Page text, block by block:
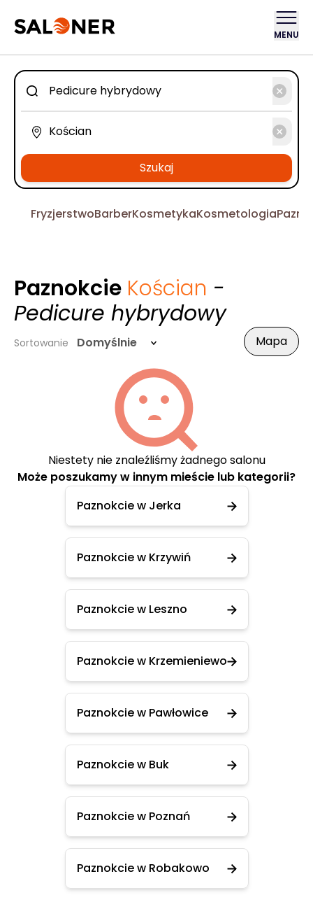
MENU
Szukaj
FryzjerstwoBarberKosmetykaKosmetologia
Paznokcie Kościan -
Pedicure hybrydowy
Sortowanie Domyślnie Mapa
Niestety nie znaleźliśmy żadnego salonu
Może poszukamy w innym mieście lub kategorii?
Paznokcie w Jerka
Paznokcie w Krzywiń
Paznokcie w Leszno
Paznokcie w Krzemieniewo
Paznokcie w Pawłowice
Paznokcie w Buk
Paznokcie w Poznań
Paznokcie w Robakowo